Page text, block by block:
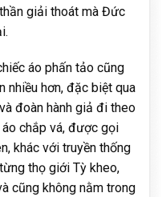
giải thoát mà Đức
áo phấn tảo cũng
nhiều hơn, đặc biệt qua
đoàn hành giả đi theo
chắp vá, được gọi
khác với truyền thống
thọ giới Tỳ kheo,
cũng không nằm trong